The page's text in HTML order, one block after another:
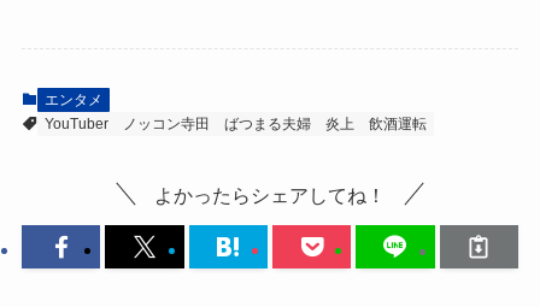
エンタメ
YouTuber
ノッコン寺田 ばつまる夫婦 炎上 飲酒運転
よかったらシェアしてね！